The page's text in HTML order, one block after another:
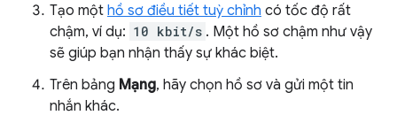
Tạo một hồ sơ điều tiết tuỳ chỉnh có tốc độ rất
chậm, ví dụ: 10 kbit/s . Một hồ sơ chậm như vậy
sẽ giúp bạn nhận thấy sự khác biệt.
Trên bảng Mạng, hãy chọn hồ sơ và gửi một tin
nhắn khác.